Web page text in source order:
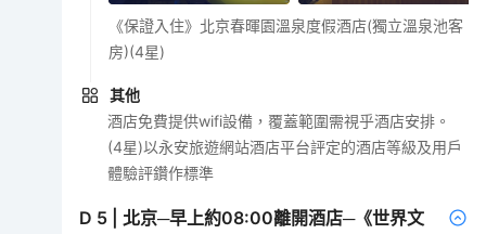
《保證入住》北京春暉園溫泉度假酒店(獨立溫泉池客
房)(4星)
其他
酒店免費提供wifi設備，覆蓋範圍需視乎酒店安排。
(4星)以永安旅遊網站酒店平台評定的酒店等級及用戶
體驗評鑽作標準
D 5 |北京─早上約08:00離開酒店─《世界文